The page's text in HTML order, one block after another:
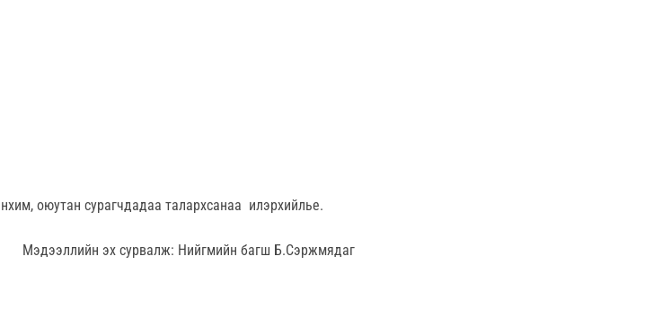
оюутан сурагчдадаа талархсанаа илэрхийлье.
Мэдээллийн эх сурвалж: Нийгмийн багш Б.Сэржмядаг